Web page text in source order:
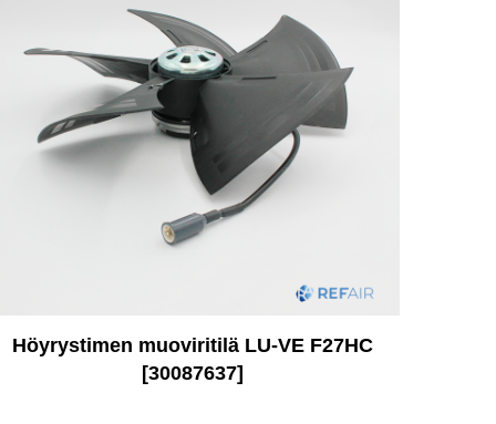
Höyrystimen muoviritilä LU-VE F27HC
[30087637]